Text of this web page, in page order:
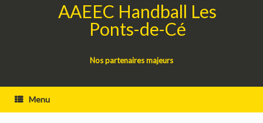
AAEEC Handball Les
Ponts-de-Cé
Nos partenaires majeurs
Menu